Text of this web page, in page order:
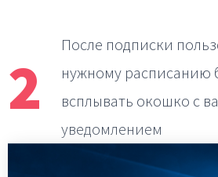
2
После подписки
нужному расписанию
всплывать окошко с
уведомлением